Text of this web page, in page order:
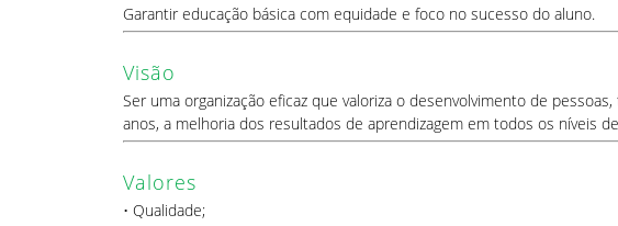
Garantir educação básica com equidade e foco no sucesso do aluno.
Visão
Ser uma organização eficaz que valoriza o desenvolvimento de
anos, a melhoria dos resultados de aprendizagem em todos os níveis
Valores
• Qualidade;